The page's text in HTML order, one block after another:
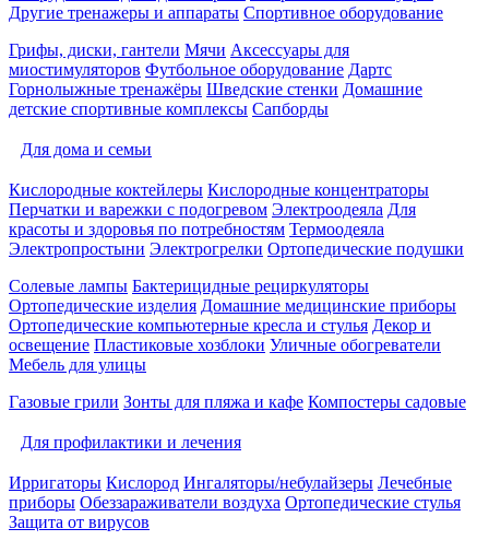
Другие тренажеры и аппараты Спортивное оборудование
Грифы, диски, гантели Мячи Аксессуары для
миостимуляторов Футбольное оборудование Дартс
Горнолыжные тренажёры Шведские стенки Домашние
детские спортивные комплексы Сапборды
Для дома и семьи
Кислородные коктейлеры Кислородные концентраторы
Перчатки и варежки с подогревом Электроодеяла Для
красоты и здоровья по потребностям Термоодеяла
Электропростыни Электрогрелки Ортопедические подушки
Солевые лампы Бактерицидные рециркуляторы
Ортопедические изделия Домашние медицинские приборы
Ортопедические компьютерные кресла и стулья Декор и
освещение Пластиковые хозблоки Уличные обогреватели
Мебель для улицы
Газовые грили Зонты для пляжа и кафе Компостеры садовые
Для профилактики и лечения
Ирригаторы Кислород Ингаляторы/небулайзеры Лечебные
приборы Обеззараживатели воздуха Ортопедические стулья
Защита от вирусов